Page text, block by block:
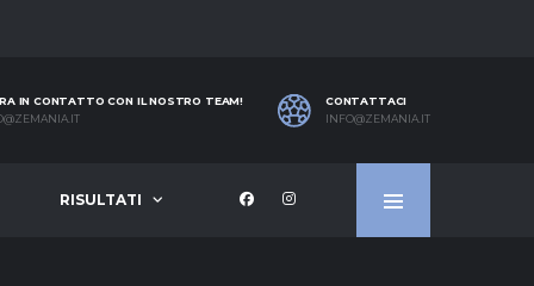
IN CONTATTO CON IL NOSTRO TEAM!
CONTATTACI
INFO@ZEMANIA.IT
RISULTATI